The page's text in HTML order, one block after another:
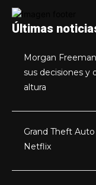
Últimas
Morgan
sus decisiones y
altura
Grand Theft
Netflix